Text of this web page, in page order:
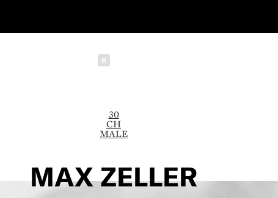
30
CH
MALE
MAX ZELLER